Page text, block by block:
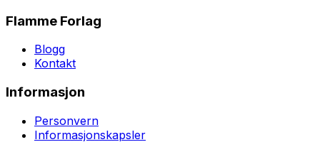
Flamme Forlag
Blogg
Kontakt
Informasjon
Personvern
Informasjonskapsler